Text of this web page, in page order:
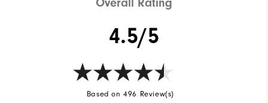
4.5/5
Based on 496 Review(s)